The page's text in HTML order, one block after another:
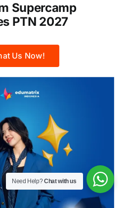
Supercamp
PTN 2027
Us Now!
Need Help?Chat with us